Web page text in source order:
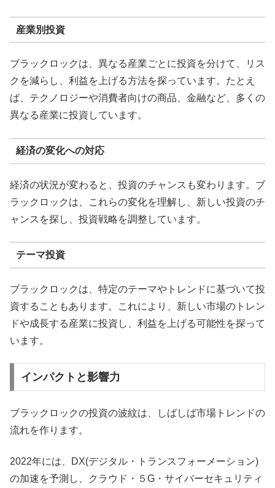
産業別投資
ブラックロックは、異なる産業ごとに投資を分けて、リス
クを減らし、利益を上げる方法を探っています。たとえ
ば、テクノロジーや消費者向けの商品、金融など、多くの
異なる産業に投資しています。
経済の変化への対応
経済の状況が変わると、投資のチャンスも変わります。ブ
ラックロックは、これらの変化を理解し、新しい投資のチ
ャンスを探し、投資戦略を調整しています。
テーマ投資
ブラックロックは、特定のテーマやトレンドに基づいて投
資することもあります。これにより、新しい市場のトレン
ドや成長する産業に投資し、利益を上げる可能性を探って
います。
インパクトと影響力
ブラックロックの投資の波紋は、しばしば市場トレンドの
流れを作ります。
2022年には、DX(デジタル・トランスフォーメーション)
の加速を予測し、クラウド・５G・サイバーセキュリティ